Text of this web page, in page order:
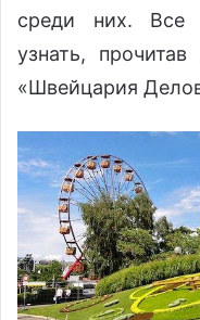
среди них. Все
узнать,
«Швейцария